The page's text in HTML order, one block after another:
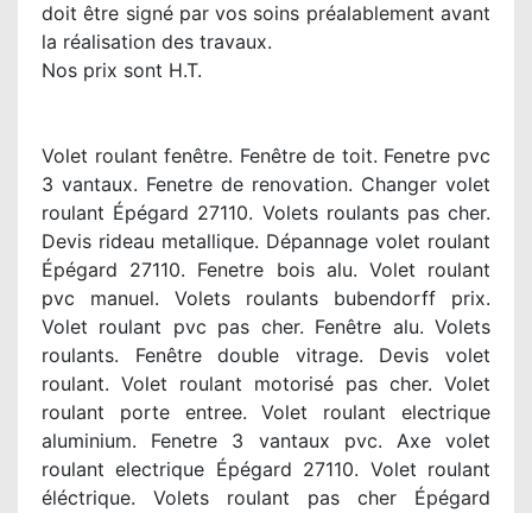
doit être signé par vos soins préalablement avant
la réalisation des travaux.
Nos prix sont H.T.
Volet roulant fenêtre. Fenêtre de toit. Fenetre pvc
3 vantaux. Fenetre de renovation. Changer volet
roulant Épégard 27110. Volets roulants pas cher.
Devis rideau metallique. Dépannage volet roulant
Épégard 27110. Fenetre bois alu. Volet roulant
pvc manuel. Volets roulants bubendorff prix.
Volet roulant pvc pas cher. Fenêtre alu. Volets
roulants. Fenêtre double vitrage. Devis volet
roulant. Volet roulant motorisé pas cher. Volet
roulant porte entree. Volet roulant electrique
aluminium. Fenetre 3 vantaux pvc. Axe volet
roulant electrique Épégard 27110. Volet roulant
éléctrique. Volets roulant pas cher Épégard